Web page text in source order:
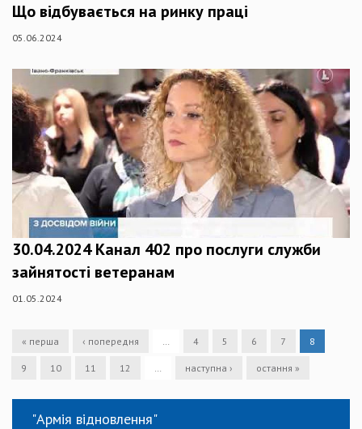
Що відбувається на ринку праці
05.06.2024
30.04.2024 Канал 402 про послуги служби
зайнятості ветеранам
01.05.2024
« перша ‹ попередня … 4 5 6 7 8
9 10 11 12 … наступна › остання »
"Армія відновлення"